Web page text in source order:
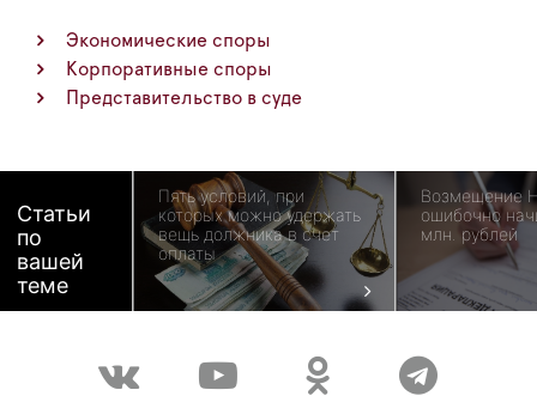
Экономические споры
Корпоративные споры
Представительство в суде
Статьи
по
вашей
теме
Пять условий, при
которых можно удержать
вещь должника в счет
оплаты
Возмещение
ошибочно
млн. рублей